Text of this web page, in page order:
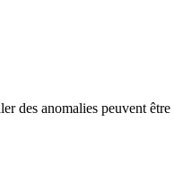
des anomalies peuvent être